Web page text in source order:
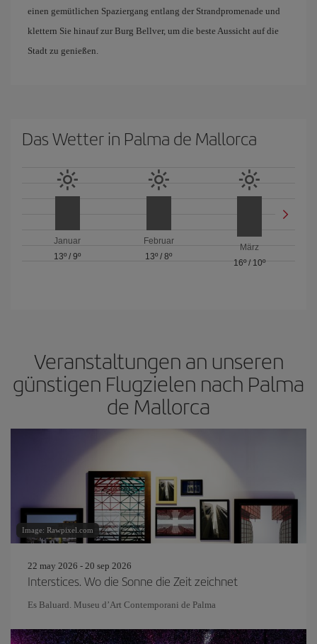
einen gemütlichen Spaziergang entlang der Strandpromenade und
klettern Sie hinauf zur Burg Bellver, um die beste Aussicht auf die
Stadt zu genießen.
Das Wetter in Palma de Mallorca
Januar
13º /9º
Februar
13º / 8º
März
16º/ 10º
Veranstaltungen an unseren
günstigen Flugzielen nach Palma
de Mallorca
Image: Rawpixel.com
22 may 2026 - 20 sep 2026
Interstices. Wo die Sonne die Zeit zeichnet
Es Baluard. Museu d’Art Contemporani de Palma